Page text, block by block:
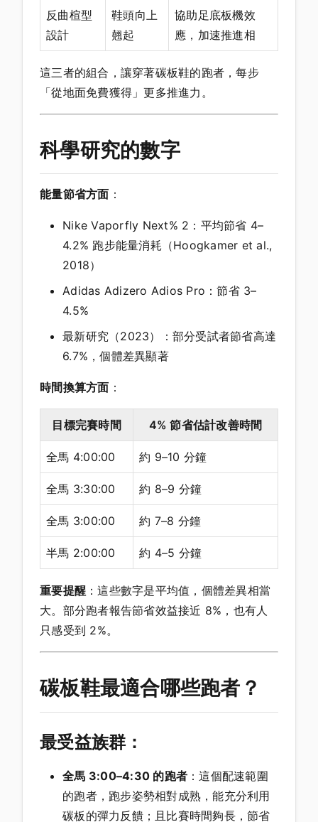
反曲楦型
設計
鞋頭向上
翹起
協助足底板機效
應，加速推進相
這三者的組合，讓穿著碳板鞋的跑者，每步
「從地面免費獲得」更多推進力。
科學研究的數字
能量節省方面 ：
Nike Vaporfly Next% 2：平均節省 4–
4.2% 跑步能量消耗（Hoogkamer et al.,
2018）
Adidas Adizero Adios Pro：節省 3–
4.5%
最新研究（2023）：部分受試者節省高達
6.7%，個體差異顯著
時間換算方面 ：
目標完賽時間 4% 節省估計改善時間
全馬 4:00:00 約 9–10 分鐘
全馬 3:30:00 約 8–9 分鐘
全馬 3:00:00 約 7–8 分鐘
半馬 2:00:00 約 4–5 分鐘
重要提醒 ：這些數字是平均值，個體差異相當
大。部分跑者報告節省效益接近 8%，也有人
只感受到 2%。
碳板鞋最適合哪些跑者？
最受益族群：
全馬 3:00–4:30 的跑者 ：這個配速範圍
的跑者，跑步姿勢相對成熟，能充分利用
碳板的彈力反饋；且比賽時間夠長，節省